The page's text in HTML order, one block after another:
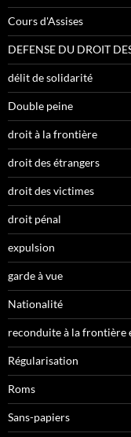
Cours d'Assises
DEFENSE DU DROIT
délit de solidarité
Double peine
droit à la frontière
droit des étrangers
droit des victimes
droit pénal
expulsion
garde à vue
Nationalité
reconduite à la frontière
Régularisation
Roms
Sans-papiers